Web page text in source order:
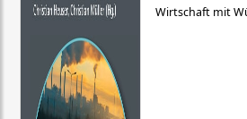
Wirtschaft mit